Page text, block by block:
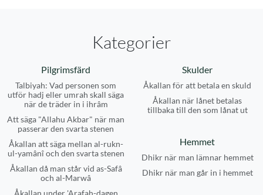
Kategorier
Pilgrimsfärd
Talbiyah: Vad personen som
utför hadj eller umrah skall säga
när de träder in i ihrâm
Att säga "Allahu Akbar" när man
passerar den svarta stenen
Åkallan att säga mellan al-rukn-
ul-yamânî och den svarta stenen
Åkallan då man står vid as-Safâ
och al-Marwâ
Åkallan under 'Arafah-dagen
Skulder
Åkallan för att betala en skuld
Åkallan när lånet betalas
tillbaka till den som lånat ut
Hemmet
Dhikr när man lämnar hemmet
Dhikr när man går in i hemmet